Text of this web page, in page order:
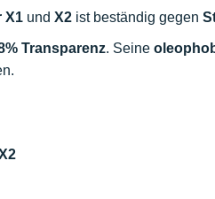
X1 und X2 ist beständig gegen
Transparenz. Seine